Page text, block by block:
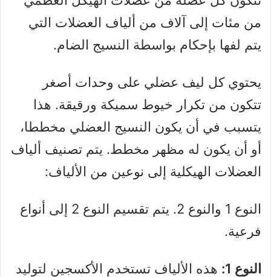
من مئات إلى آلاف من ألياف العضلات التي
يتم لفها بإحكام بواسطة النسيج الضام.
يحتوي كل ليف عضلي على وحدات أصغر
تتكون من تكرار خيوط سميكة ورقيقة. هذا
يتسبب في أن يكون النسيج العضلي مخططا،
أو أن يكون له مظهر مخطط. يتم تصنيف ألياف
العضلات الهيكلية إلى نوعين من الألياف:
النوع 1 والنوع 2. يتم تقسيم النوع 2 إلى أنواع
فرعية.
النوع 1:
هذه الألياف تستخدم الأكسجين لتوليد